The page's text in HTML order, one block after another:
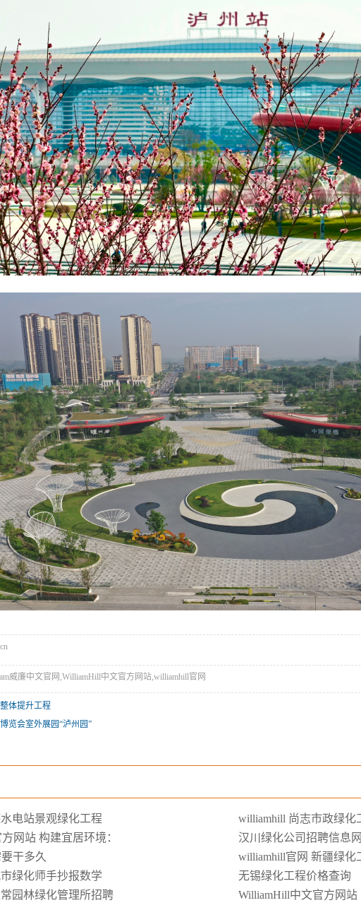
威廉中文官网,WilliamHill中文官方网站,williamhill官网
体提升工程
览会室外展园“泸州园”
电站景观绿化工程
williamhill 尚志市政绿化
网站 构建宜居环境：
汉川绿化公司招聘信息网
干多久
williamhill官网 新疆绿化
绿化师手抄报数学
无锡绿化工程价格查询
园林绿化管理所招聘
WilliamHill中文官方网站